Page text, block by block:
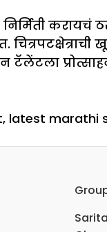
निर्मिती
प्रोत्साहन
, latest marathi